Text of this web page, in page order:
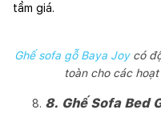
tầm giá.
Ghế sofa gỗ Baya Joycó
toàn cho các
8. Ghế Sofa Bed